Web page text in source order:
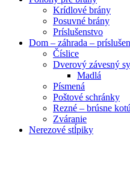
Krídlové brány
Posuvné brány
Príslušenstvo
Dom – záhrada –
Číslice
Dverový závesný
Madlá
Písmená
Poštové schránky
Rezné – brúsne
Zváranie
Nerezové stĺpiky